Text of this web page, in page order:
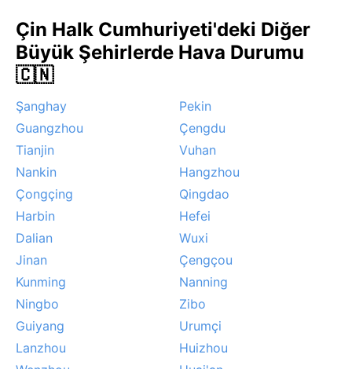
Çin Halk Cumhuriyeti'deki Diğer
Büyük Şehirlerde Hava Durumu
🇨🇳
Şanghay
Pekin
Guangzhou
Çengdu
Tianjin
Vuhan
Nankin
Hangzhou
Çongçing
Qingdao
Harbin
Hefei
Dalian
Wuxi
Jinan
Çengçou
Kunming
Nanning
Ningbo
Zibo
Guiyang
Urumçi
Lanzhou
Huizhou